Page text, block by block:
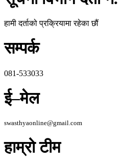
हामी दर्ताको प्रक्रियामा रहेका छौं
सम्पर्क
081-533033
ई–मेल
swasthyaonline@gmail.com
हाम्रो टीम